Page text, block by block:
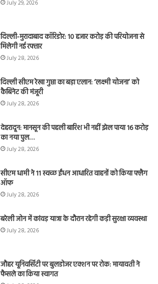
July 29, 2026
दिल्ली-मुरादाबाद कॉरिडोर: 10 हजार करोड़ की परियोजना से
मिलेगी नई रफ्तार
July 28, 2026
दिल्ली सीएम रेखा गुप्ता का बड़ा एलान: ‘लक्ष्मी योजना’ को
कैबिनेट की मंजूरी
July 28, 2026
देहरादून: मानसून की पहली बारिश भी नहीं झेल पाया 16 करोड़
का नया पुल…
July 28, 2026
सीएम धामी ने 11 स्वच्छ ईंधन आधारित वाहनों को किया फ्लैग
ऑफ
July 28, 2026
बरेली जोन में कांवड़ यात्रा के दौरान रहेगी कड़ी सुरक्षा व्यवस्था
July 28, 2026
जौहर यूनिवर्सिटी पर बुलडोजर एक्शन पर रोक: मायावती ने
फैसले का किया स्वागत